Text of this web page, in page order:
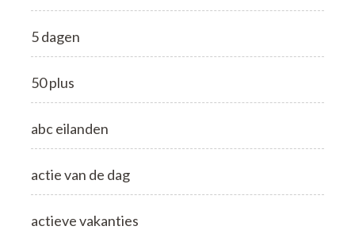
5 dagen
50 plus
abc eilanden
actie van de dag
actieve vakanties